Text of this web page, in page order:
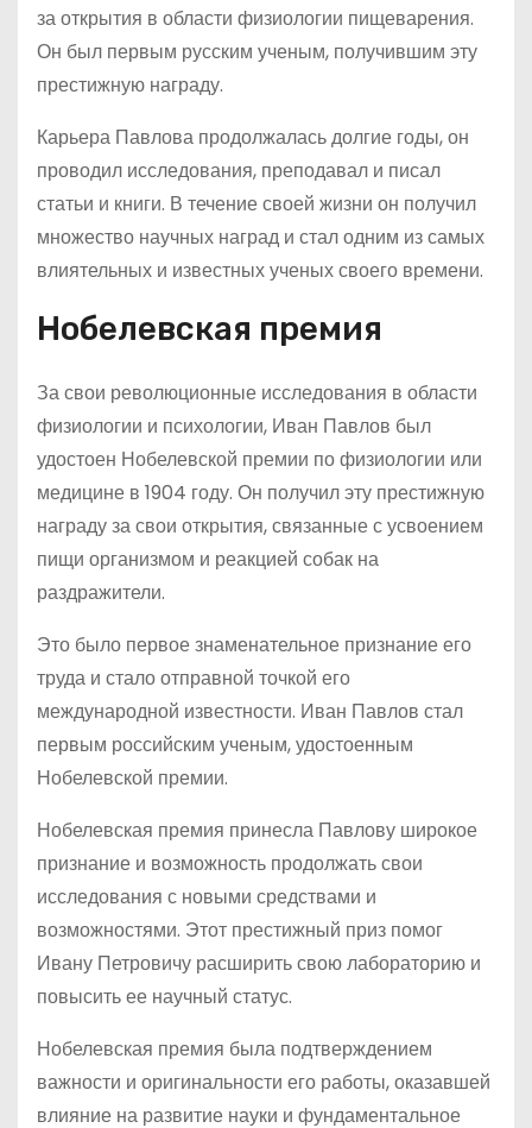
за открытия в области физиологии пищеварения.
Он был первым русским ученым, получившим эту
престижную награду.
Карьера Павлова продолжалась долгие годы, он
проводил исследования, преподавал и писал
статьи и книги. В течение своей жизни он получил
множество научных наград и стал одним из самых
влиятельных и известных ученых своего времени.
Нобелевская премия
За свои революционные исследования в области
физиологии и психологии, Иван Павлов был
удостоен Нобелевской премии по физиологии или
медицине в 1904 году. Он получил эту престижную
награду за свои открытия, связанные с усвоением
пищи организмом и реакцией собак на
раздражители.
Это было первое знаменательное признание его
труда и стало отправной точкой его
международной известности. Иван Павлов стал
первым российским ученым, удостоенным
Нобелевской премии.
Нобелевская премия принесла Павлову широкое
признание и возможность продолжать свои
исследования с новыми средствами и
возможностями. Этот престижный приз помог
Ивану Петровичу расширить свою лабораторию и
повысить ее научный статус.
Нобелевская премия была подтверждением
важности и оригинальности его работы, оказавшей
влияние на развитие науки и фундаментальное